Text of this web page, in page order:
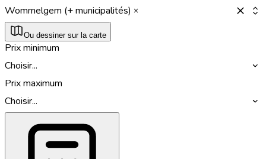
Wommelgem (+ municipalités)
Ou dessiner sur la carte
Prix minimum
Choisir...
Prix maximum
Choisir...